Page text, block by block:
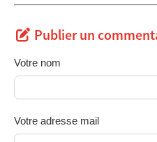
Publier un
Votre nom
Votre adresse mail